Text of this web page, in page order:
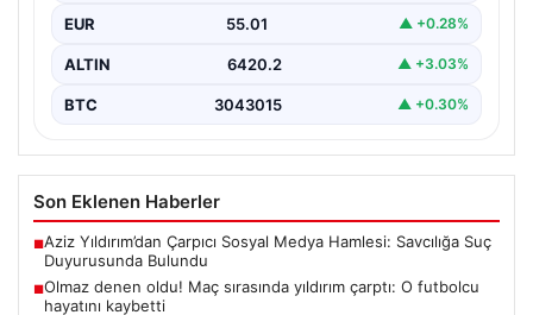
EUR 55.01 ▲ +0.28%
ALTIN 6420.2 ▲ +3.03%
BTC 3043015 ▲ +0.30%
Son Eklenen Haberler
■Aziz Yıldırım’dan Çarpıcı Sosyal Medya Hamlesi: Savcılığa Suç
Duyurusunda Bulundu
■Olmaz denen oldu! Maç sırasında yıldırım çarptı: O futbolcu
hayatını kaybetti